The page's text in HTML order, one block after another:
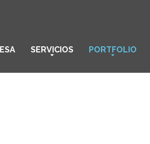
SERVICIOS PORTFOLIO